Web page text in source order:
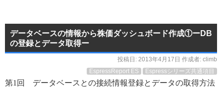
データベースの情報から株価ダッシュボード作成①ーDB
の登録とデータ取得ー
投稿日: 2013年4月17日 作成者: climb
EspressReport ES
Espressシリーズ共通項目
第1回 データベースとの接続情報登録とデータの取得方法